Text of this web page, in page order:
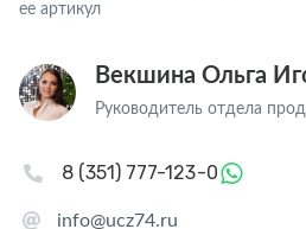
ее артикул
Векшина Ольга
Руководитель отдела
info@ucz74.ru
8 (351) 777-123-0